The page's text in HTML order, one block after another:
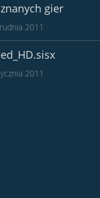
gier
2011
2011